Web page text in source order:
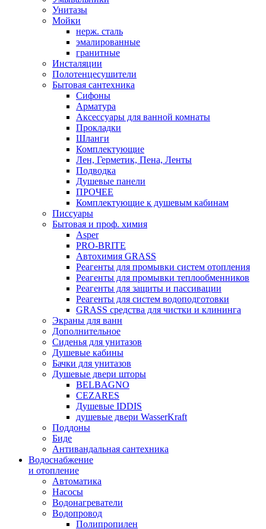
Унитазы
Мойки
нерж. сталь
эмалированные
гранитные
Инсталяции
Полотенцесушители
Бытовая сантехника
Сифоны
Арматура
Аксессуары для ванной комнаты
Прокладки
Шланги
Комплектующие
Лен, Герметик, Пена, Ленты
Подводка
Душевые панели
ПРОЧЕЕ
Комплектующие к душевым кабинам
Писсуары
Бытовая и проф. химия
Asper
PRO-BRITE
Автохимия GRASS
Реагенты для промывки систем отопления
Реагенты для промывки теплообменников
Реагенты для защиты и пассивации
Реагенты для систем водоподготовки
GRASS средства для чистки и клининга
Экраны для ванн
Дополнительное
Сиденья для унитазов
Душевые кабины
Бачки для унитазов
Душевые двери шторы
BELBAGNO
CEZARES
Душевые IDDIS
душевые двери WasserKraft
Поддоны
Биде
Антивандальная сантехника
Водоснабжение
и отопление
Автоматика
Насосы
Водонагреватели
Водопровод
Полипропилен